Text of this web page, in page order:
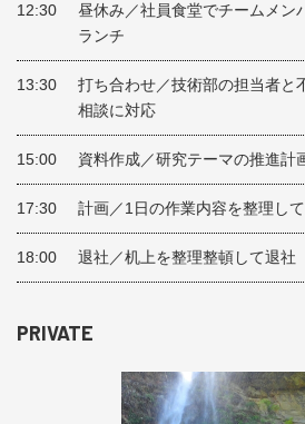
12:30
昼休み／社員食堂でチームメン
ランチ
13:30
打ち合わせ／技術部の担当者と
相談に対応
15:00 資料作成／研究テーマの推進計
17:30 計画／1日の作業内容を整理し
18:00 退社／机上を整理整頓して退社
PRIVATE